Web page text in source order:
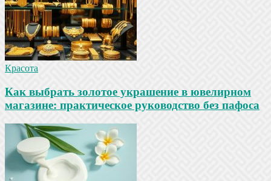
Красота
Как выбрать золотое украшение в ювелирном
магазине: практическое руководство без пафоса